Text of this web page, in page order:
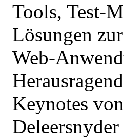
Tools, Test-
Lösungen
Web-
Keynotes